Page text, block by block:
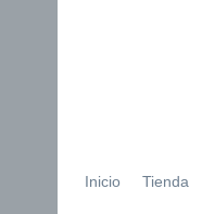
Inicio Tienda